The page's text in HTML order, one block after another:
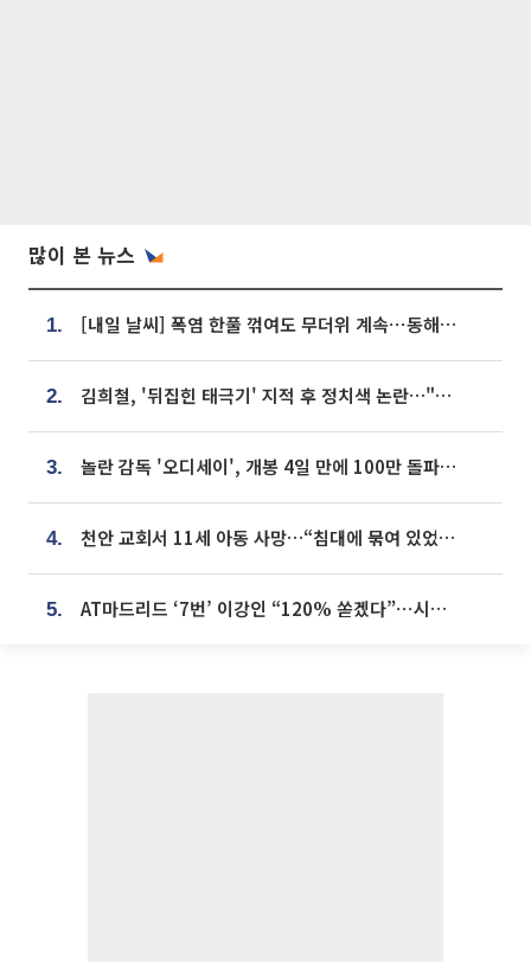
많이 본 뉴스
1. [내일 날씨] 폭염 한풀 꺾여도 무더위 계속⋯동해안 이틀 연속 비
2. 김희철, '뒤집힌 태극기' 지적 후 정치색 논란…"좌우 떠나 우리나라 국기"
3. 놀란 감독 '오디세이', 개봉 4일 만에 100만 돌파⋯'왕사남' 보다 빠르다
4. 천안 교회서 11세 아동 사망…“침대에 묶여 있었다” 진술 확보
5. AT마드리드 ‘7번’ 이강인 “120% 쏟겠다”⋯시메오네 감독 “필요한 선수”